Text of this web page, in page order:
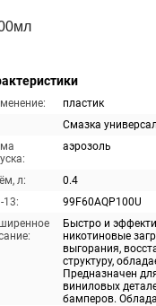
пластик
Смазка
аэрозоль
л:
0.4
13:
99F60AQP100U
Быстро и
никотиновые
выгорания,
структуру,
Предназначен
виниловых
бамперов.